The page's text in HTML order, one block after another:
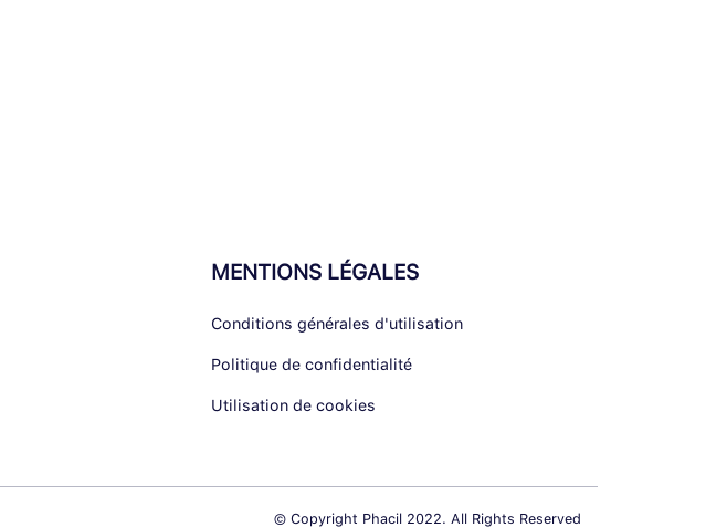
MENTIONS LÉGALES
Conditions générales d'utilisation
Politique de confidentialité
Utilisation de cookies
© Copyright Phacil 2022. All Rights Reserved